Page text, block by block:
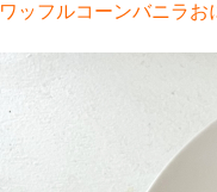
ワッフルコーンバニラ